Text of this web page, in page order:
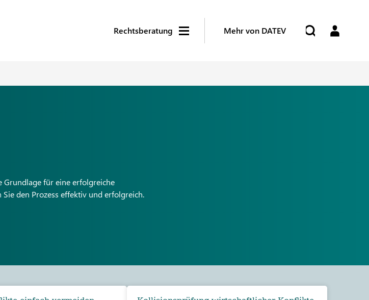
Rechtsberatung Mehr von DATEV
Grundlage für eine erfolgreiche
den Prozess effektiv und erfolgreich.